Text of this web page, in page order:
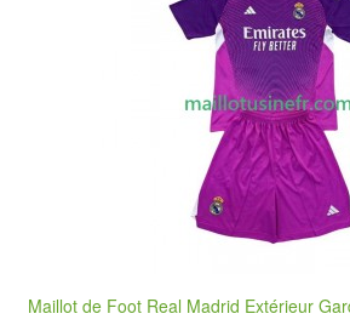
Maillot de Foot Real Madrid Extérieur